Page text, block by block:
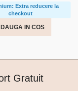
Extra reducere la
checkout
IN COS
Gratuit